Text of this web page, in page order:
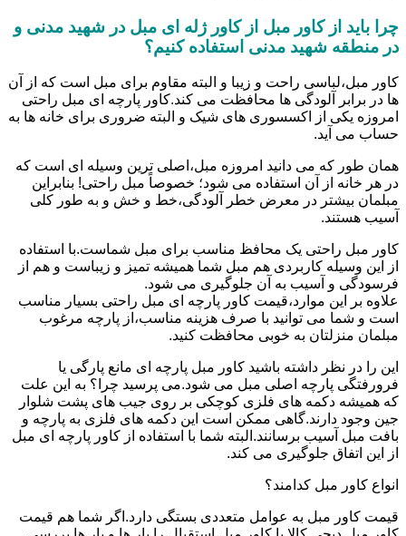
چرا باید از کاور مبل از کاور ژله ای مبل در شهید مدنی و
در منطقه شهید مدنی استفاده کنیم؟
کاور مبل،لباسی راحت و زیبا و البته مقاوم برای مبل است که از آن
ها در برابر آلودگی ها محافظت می کند.کاور پارچه ای مبل راحتی
امروزه یکی از اکسسوری های شیک و البته ضروری برای خانه ها به
حساب می آید.
همان طور که می دانید امروزه مبل،اصلی ترین وسیله ای است که
در هر خانه از آن استفاده می شود؛ خصوصاً مبل راحتی! بنابراین
مبلمان بیشتر در معرض خطر آلودگی،خط و خش و به طور کلی
آسیب هستند.
کاور مبل راحتی یک محافظ مناسب برای مبل شماست.با استفاده
از این وسیله کاربردی هم مبل شما همیشه تمیز و زیباست و هم از
فرسودگی و آسیب به آن جلوگیری می شود.
علاوه بر این موارد،قیمت کاور پارچه ای مبل راحتی بسیار مناسب
است و شما می توانید با صرف هزینه مناسب،از پارچه مرغوب
مبلمان منزلتان به خوبی محافظت کنید.
این را در نظر داشته باشید کاور مبل پارچه ای مانع پارگی یا
فرورفتگی پارچه اصلی مبل می شود.می پرسید چرا؟ به این علت
که همیشه دکمه های فلزی کوچکی بر روی جیب های پشت شلوار
جین وجود دارند.گاهی ممکن است این دکمه های فلزی به پارچه و
بافت مبل آسیب برسانند.البته شما با استفاده از کاور پارچه ای مبل
از این اتفاق جلوگیری می کند.
انواع کاور مبل کدامند؟
قیمت کاور مبل به عوامل متعددی بستگی دارد.اگر شما هم قیمت